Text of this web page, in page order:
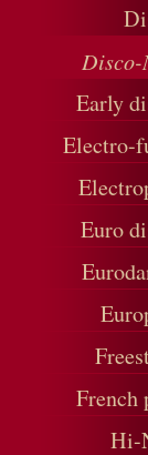
Early
Electro-
Euro
French
Hi-